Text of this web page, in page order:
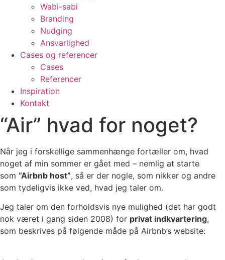
Wabi-sabi
Branding
Nudging
Ansvarlighed
Cases og referencer
Cases
Referencer
Inspiration
Kontakt
“Air” hvad for noget?
Når jeg i forskellige sammenhænge fortæller om, hvad
noget af min sommer er gået med – nemlig at starte
som “Airbnb host”, så er der nogle, som nikker og andre
som tydeligvis ikke ved, hvad jeg taler om.
Jeg taler om den forholdsvis nye mulighed (det har godt
nok været i gang siden 2008) for privat indkvartering,
som beskrives på følgende måde på Airbnb’s website: